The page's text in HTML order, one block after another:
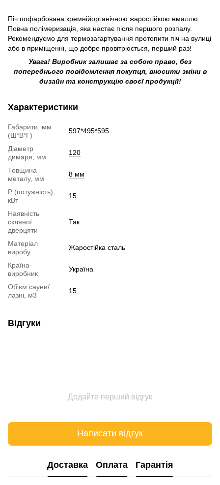
Піч пофарбована кремнійорганічною жаростійкою емаллю.
Повна полімеризація, яка настає після першого розпалу.
Рекомендуємо для термозагартування протопити піч на вулиці
або в приміщенні, що добре провітрюється, перший раз!
Увага! Виробник залишає за собою право, без
попереднього повідомлення покупця, вносити зміни в
дизайн та конструкцію своєї продукції!
Характеристики
Габарити, мм
(Ш*В*Г)
597*495*595
Діаметр
димаря, мм
120
Товщина
металу, мм
8 мм
P (потужність),
кВт
15
Наявність
скляної
дверцяти
Так
Матеріал
виробу
Жаростійка сталь
Країна-
виробник
Україна
Об'єм сауни/
лазні, м3
15
Відгуки
Додайте перший відгук
Написати відгук
Доставка Оплата Гарантія